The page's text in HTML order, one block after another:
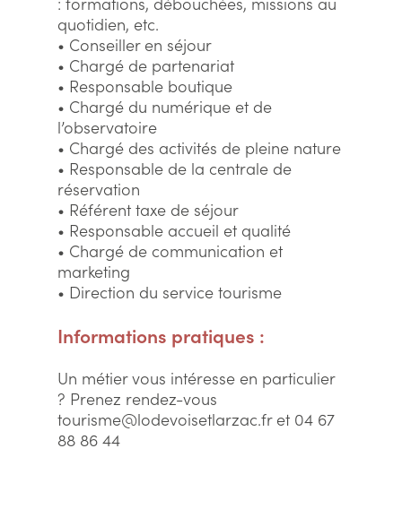
quotidien, etc.
• Conseiller en séjour
• Chargé de partenariat
• Responsable boutique
• Chargé du numérique et de
l’observatoire
• Chargé des activités de pleine nature
• Responsable de la centrale de
réservation
• Référent taxe de séjour
• Responsable accueil et qualité
• Chargé de communication et
marketing
• Direction du service tourisme
Informations pratiques :
Un métier vous intéresse en particulier
? Prenez rendez-vous
tourisme@lodevoisetlarzac.fr et 04 67
88 86 44